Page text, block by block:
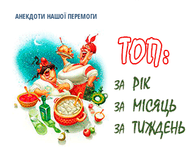
АНЕКДОТИ НАШОЇ ПЕРЕМОГИ